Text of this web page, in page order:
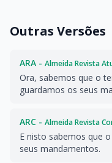
Outras Versões
ARA - Almeida Revista
Ora, sabemos que o
guardamos os seus
ARC - Almeida Revista
E nisto sabemos que
seus mandamentos.